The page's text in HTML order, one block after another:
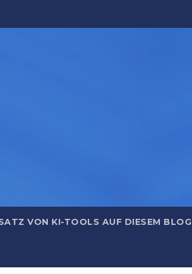
VON KI-TOOLS AUF DIESEM BLOG